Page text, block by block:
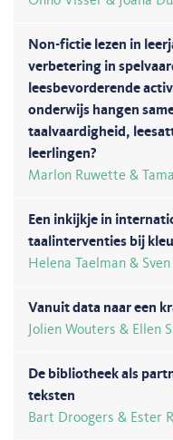
Non-fictie lezen in
verbetering in
leesbevorderende
onderwijs hangen
taalvaardigheid,
leerlingen?
Marlon Ruwette &
Een inkijkje in
taalinterventies bij
Helena Taelman & Sven
Vanuit data naar een
Jolien Wouters & Ellen
De bibliotheek als
teksten
Bart Droogers & Ester